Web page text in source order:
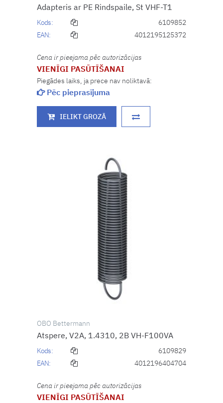
Adapteris ar PE Rindspaile, St VHF-T1
Kods:
6109852
EAN:
4012195125372
Cena ir pieejama pēc autorizācijas
VIENĪGI PASŪTĪŠANAI
Piegādes laiks, ja prece nav noliktavā:
Pēc pieprasījuma
IELIKT GROZĀ
OBO Bettermann
Atspere, V2A, 1.4310, 2B VH-F100VA
Kods:
6109829
EAN:
4012196404704
Cena ir pieejama pēc autorizācijas
VIENĪGI PASŪTĪŠANAI